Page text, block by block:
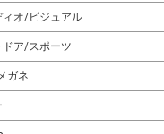
ィオ/ビジュアル
ドア/スポーツ
ガネ